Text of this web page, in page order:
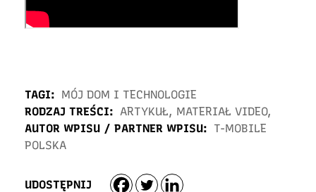
TAGI: MÓJ DOM I TECHNOLOGIE
RODZAJ TREŚCI: ARTYKUŁ, MATERIAŁ VIDEO,
AUTOR WPISU / PARTNER WPISU: T-MOBILE
POLSKA
UDOSTĘPNIJ